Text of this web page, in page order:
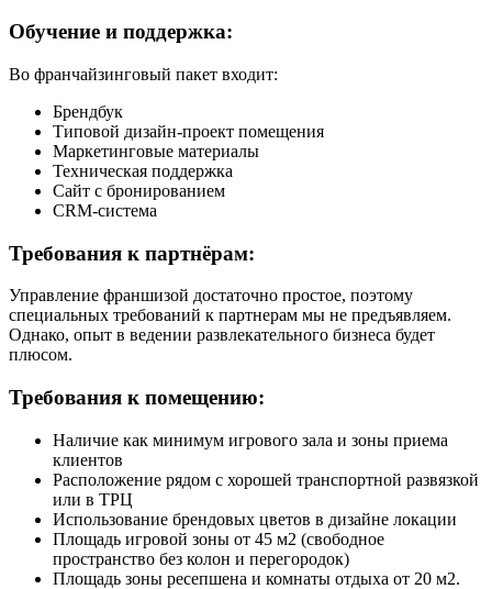
Обучение и поддержка:
Во франчайзинговый пакет входит:
Брендбук
Типовой дизайн-проект помещения
Маркетинговые материалы
Техническая поддержка
Сайт с бронированием
CRM-система
Требования к партнёрам:
Управление франшизой достаточно простое, поэтому
специальных требований к партнерам мы не предъявляем.
Однако, опыт в ведении развлекательного бизнеса будет
плюсом.
Требования к помещению:
Наличие как минимум игрового зала и зоны приема
клиентов
Расположение рядом с хорошей транспортной развязкой
или в ТРЦ
Использование брендовых цветов в дизайне локации
Площадь игровой зоны от 45 м2 (свободное
пространство без колон и перегородок)
Площадь зоны ресепшена и комнаты отдыха от 20 м2.